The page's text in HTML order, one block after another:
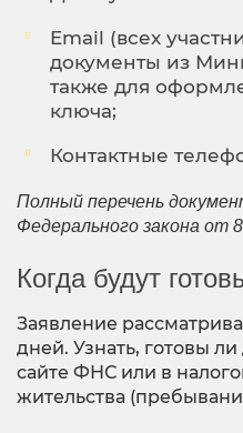
Email (всех
документы из
также для
ключа;
Контактные
Полный перечень
Федерального закона от
Когда будут
Заявление
дней. Узнать, готовы
сайте ФНС или в
жительства